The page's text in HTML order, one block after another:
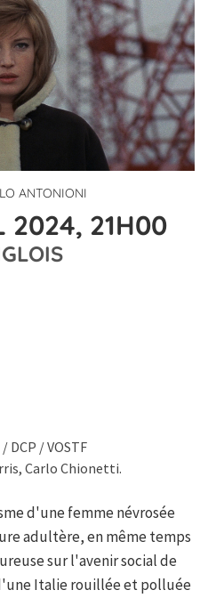
ANTONIONI
2024, 21H00
DCP / VOSTF
Carlo Chionetti.
d'une femme névrosée
adultère, en même temps
sur l'avenir social de
Italie rouillée et polluée